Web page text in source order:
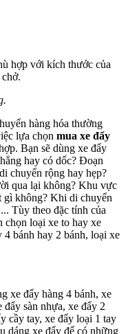
hợp với kích thước của
hàng hóa thường
lựa chọn mua xe đẩy
Bạn sẽ dùng xe đẩy
hay có dốc? Đoạn
chuyển rộng hay hẹp?
qua lại không? Khu vực
gì không? Khi di chuyển
Tùy theo đặc tính của
chọn loại xe to hay xe
bánh hay 2 bánh, loại xe
xe đẩy hàng 4 bánh, xe
sàn nhựa, xe đẩy 2
cầy tay, xe đẩy loại 1 tay
dáng xe đẩy để có những